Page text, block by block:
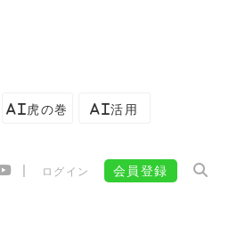
AI虎の巻 AI活用
ログイン 会員登録